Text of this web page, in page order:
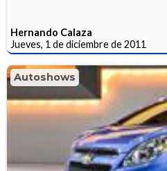
Hernando Calaza
Jueves, 1 de diciembre de 2011
Autoshows